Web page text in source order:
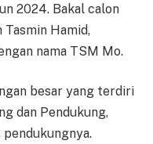
2024. Bakal calon
Hamid,
nama TSM Mo.
besar yang terdiri
dan Pendukung,